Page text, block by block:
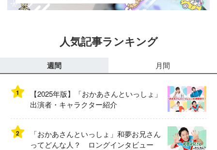
人気記事ランキング
週間 月間
1
【2025年版】「おかあさんといっしょ」
出演者・キャラクター紹介
2
「おかあさんといっしょ」和夢お兄さん
ってどんな人？ ロングインタビュー